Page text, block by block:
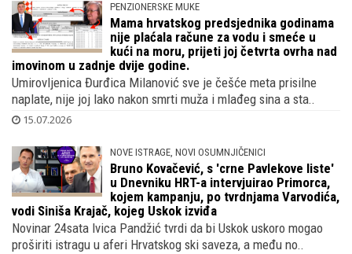
PENZIONERSKE MUKE
Mama hrvatskog predsjednika godinama
nije plaćala račune za vodu i smeće u
kući na moru, prijeti joj četvrta ovrha nad
imovinom u zadnje dvije godine.
Umirovljenica Đurđica Milanović sve je češće meta prisilne
naplate, nije joj lako nakon smrti muža i mlađeg sina a sta..
15.07.2026
NOVE ISTRAGE, NOVI OSUMNJIČENICI
Bruno Kovačević, s 'crne Pavlekove liste'
u Dnevniku HRT-a intervjuirao Primorca,
kojem kampanju, po tvrdnjama Varvodića,
vodi Siniša Krajač, kojeg Uskok izviđa
Novinar 24sata Ivica Pandžić tvrdi da bi Uskok uskoro mogao
proširiti istragu u aferi Hrvatskog ski saveza, a među no..